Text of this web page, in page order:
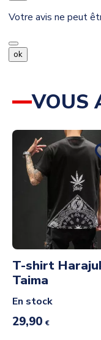
Votre avis ne peut
ok
VOUS
T-shirt
Taima
En stock
29,90 €